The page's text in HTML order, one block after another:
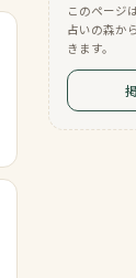
このページ
占いの森か
きます。